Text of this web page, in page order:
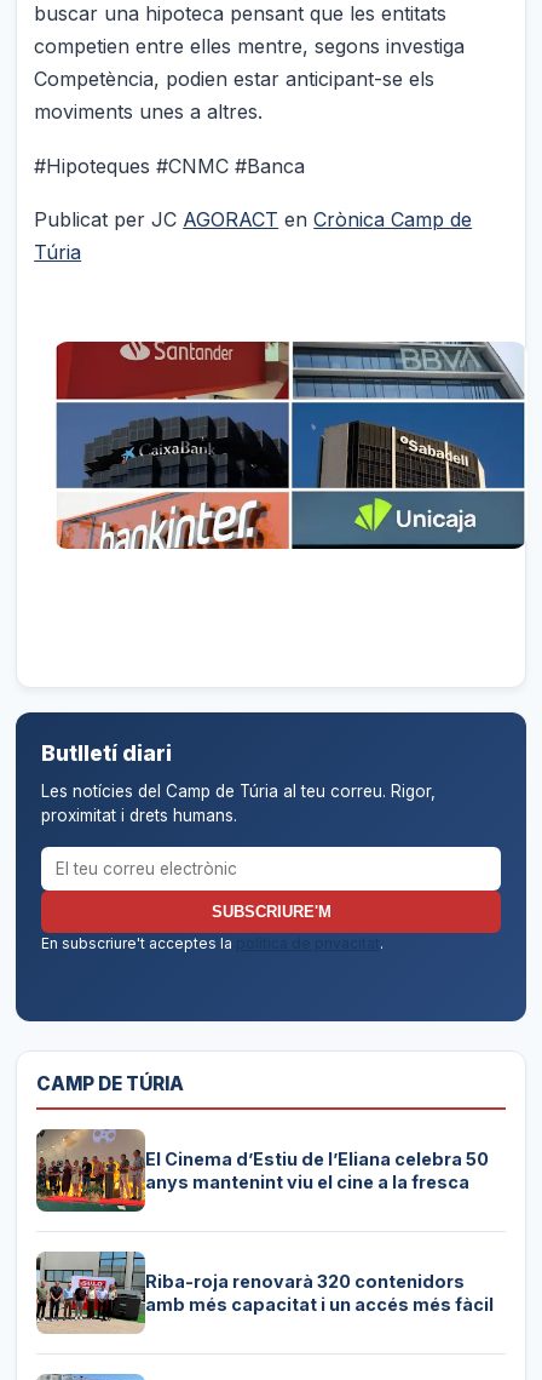
buscar una hipoteca pensant que les entitats
competien entre elles mentre, segons investiga
Competència, podien estar anticipant-se els
moviments unes a altres.
#Hipoteques #CNMC #Banca
Publicat per JC AGORACT enCrònica Camp de
Túria
Butlletí diari
Les notícies del Camp de Túria al teu correu. Rigor,
proximitat i drets humans.
Correu electrònic per al butlletí
SUBSCRIURE'M
En subscriure't acceptes la
política de privacitat.
CAMP DE TÚRIA
El Cinema d’Estiu de l’Eliana celebra 50
anys mantenint viu el cine a la fresca
Riba-roja renovarà 320 contenidors
amb més capacitat i un accés més fàcil